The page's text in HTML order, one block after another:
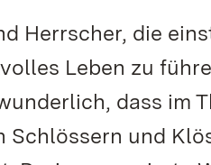
Herrscher, die
Leben zu
dass im
Schlössern und